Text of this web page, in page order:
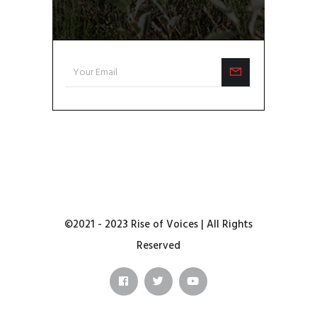
©2021 - 2023 Rise of Voices | All Rights
Reserved